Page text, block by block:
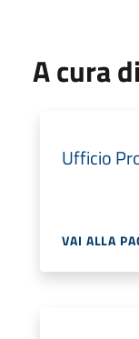
A cura di
Ufficio
VAI ALLA